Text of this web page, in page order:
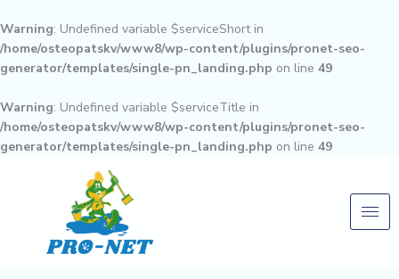
Warning: Undefined variable $serviceShort in
/home/osteopatskv/www8/wp-content/plugins/pronet-seo-
generator/templates/single-pn_landing.php on line 49
Warning: Undefined variable $serviceTitle in
/home/osteopatskv/www8/wp-content/plugins/pronet-seo-
generator/templates/single-pn_landing.php on line 49
au
contenu